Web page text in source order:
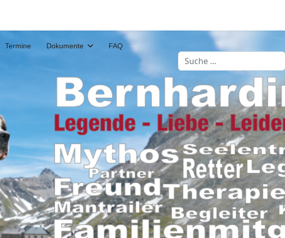
Termine Dokumente FAQ
Suchen